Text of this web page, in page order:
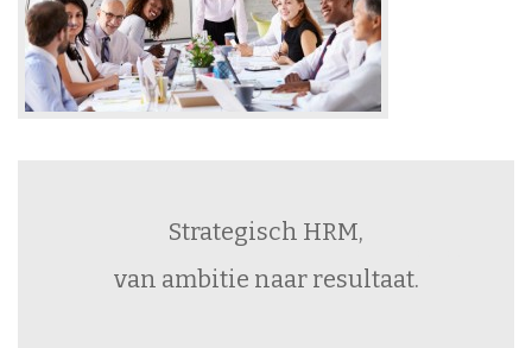
Strategisch HRM,
van ambitie naar resultaat.